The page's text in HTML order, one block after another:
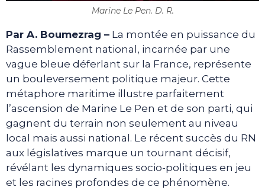
Marine Le Pen. D. R.
Par A. Boumezrag – La montée en puissance du
Rassemblement national, incarnée par une
vague bleue déferlant sur la France, représente
un bouleversement politique majeur. Cette
métaphore maritime illustre parfaitement
l’ascension de Marine Le Pen et de son parti, qui
gagnent du terrain non seulement au niveau
local mais aussi national. Le récent succès du RN
aux législatives marque un tournant décisif,
révélant les dynamiques socio-politiques en jeu
et les racines profondes de ce phénomène.